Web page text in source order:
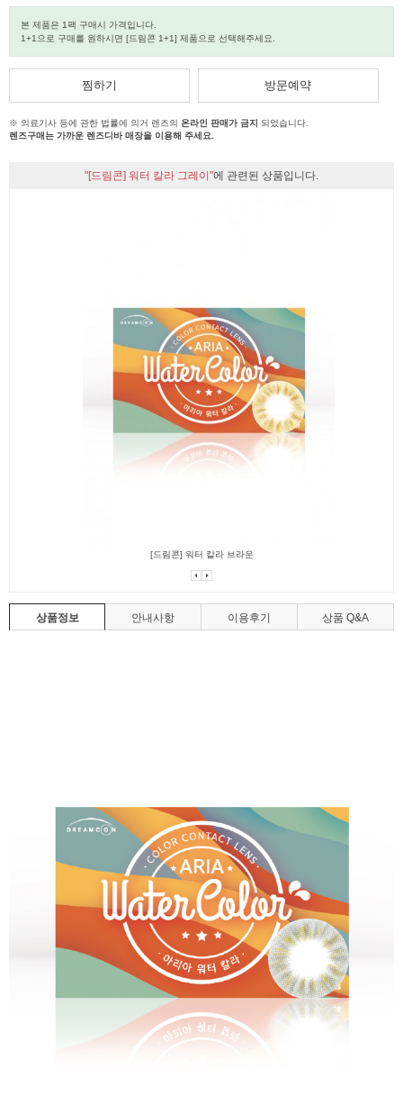
본 제품은 1팩 구매시 가격입니다.
1+1으로 구매를 원하시면 [드림콘 1+1] 제품으로 선택해주세요.
찜하기 방문예약
※ 의료기사 등에 관한 법률에 의거 렌즈의 온라인 판매가 금지
되었습니다.
렌즈구매는 가까운 렌즈디바 매장을 이용해 주세요.
"[드림콘] 워터 칼라 그레이"에 관련된 상품입니다.
[드림콘] 워터 칼라 브라운
상품정보 안내사항 이용후기 상품 Q&A